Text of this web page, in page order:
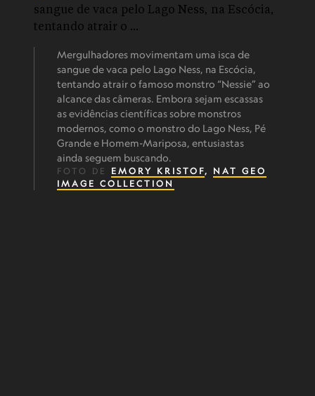
Mergulhadores movimentam uma isca de
sangue de vaca pelo Lago Ness, na Escócia,
tentando atrair o famoso monstro “Nessie” ao
alcance das câmeras. Embora sejam escassas
as evidências científicas sobre monstros
modernos, como o monstro do Lago Ness, Pé
Grande e Homem-Mariposa, entusiastas
ainda seguem buscando.
FOTO DE EMORY KRISTOF, NAT GEO
IMAGE COLLECTION